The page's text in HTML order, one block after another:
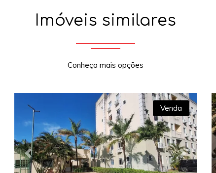
Imóveis similares
Conheça mais opções
Previous Next
Venda